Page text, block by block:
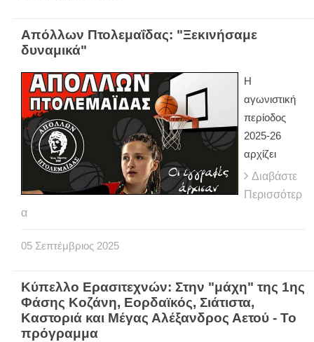
Απόλλων Πτολεμαΐδας: "Ξεκινήσαμε
δυναμικά"
Η
αγωνιστική
περίοδος
2025-26
αρχίζει
Διαβάστε
Περισσότερ
α
05 Σεπτέμβριος 2025
Κύπελλο Ερασιτεχνών: Στην "μάχη" της 1ης
Φάσης Κοζάνη, Εορδαϊκός, Σιάτιστα,
Καστοριά και Μέγας Αλέξανδρος Αετού - Το
πρόγραμμα